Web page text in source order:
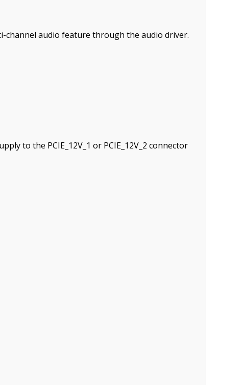
channel audio feature through the audio driver.
to the PCIE_12V_1 or PCIE_12V_2 connector